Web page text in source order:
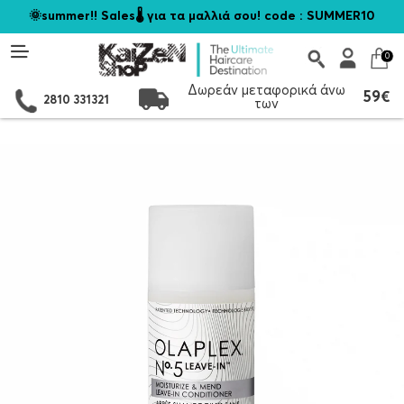
🌞summer!! Sales🌡️ για τα μαλλιά σου! code : SUMMER10
0
2810 331321
Δωρεάν μεταφορικά άνω
των
59€